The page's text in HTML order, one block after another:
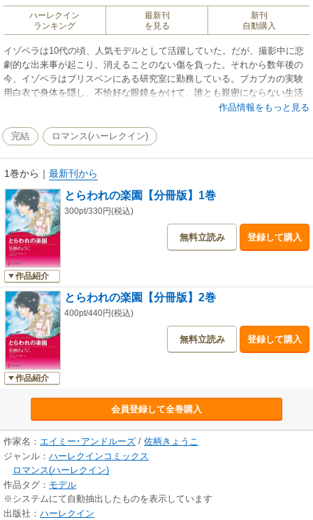
ハーレクイン
ランキング
最新刊
を見る
新刊
自動購入
イゾベラは10代の頃、人気モデルとして活躍していた。だが、撮影中に悲
劇的な出来事が起こり、消えることのない傷を負った。それから数年後の
今、イゾベラはブリスベンにある研究室に勤務している。ブカブカの実験
用白衣で身体を隠し、不恰好な眼鏡をかけて、誰とも親密にならない生活
を送りながら。そんなある日、イゾベラはギリシア人のオーナーアレクサ
のような島に行くはめになり…。※この作品は単行本「とらわれの楽園」
の分冊版となります。重複購入にご注意下さい。
作品情報をもっと見る
完結 ロマンス(ハーレクイン)
1巻から ｜ 最新刊から
作品紹介
とらわれの楽園【分冊版】1巻
300pt/330円(税込)
無料立読み 登録して購入
作品紹介
とらわれの楽園【分冊版】2巻
400pt/440円(税込)
無料立読み 登録して購入
会員登録して全巻購入
作家名： エイミー･アンドルーズ / 佐柄きょうこ
ジャンル： ハーレクインコミックス
ロマンス(ハーレクイン)
作品タグ： モデル
※システムにて自動抽出したものを表示しています
出版社： ハーレクイン